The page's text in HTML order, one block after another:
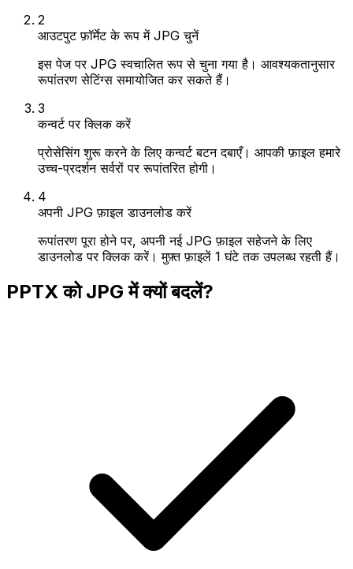
2
आउटपुट फ़ॉर्मेट के रूप में JPG चुनें
इस पेज पर JPG स्वचालित रूप से चुना गया है। आवश्यकतानुसार
रूपांतरण सेटिंग्स समायोजित कर सकते हैं।
3
कन्वर्ट पर क्लिक करें
प्रोसेसिंग शुरू करने के लिए कन्वर्ट बटन दबाएँ। आपकी फ़ाइल हमारे
उच्च-प्रदर्शन सर्वरों पर रूपांतरित होगी।
4
अपनी JPG फ़ाइल डाउनलोड करें
रूपांतरण पूरा होने पर, अपनी नई JPG फ़ाइल सहेजने के लिए
डाउनलोड पर क्लिक करें। मुफ़्त फ़ाइलें 1 घंटे तक उपलब्ध रहती हैं।
PPTX को JPG में क्यों बदलें?